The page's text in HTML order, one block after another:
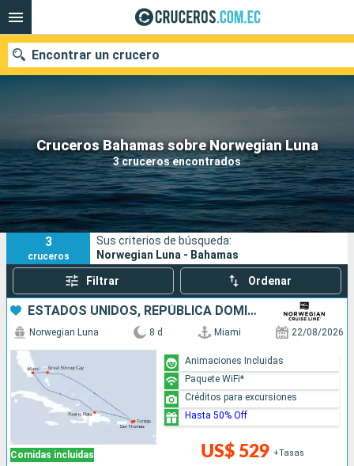
Cruceros Bahamas sobre Norwegian Luna
3 cruceros encontrados
Encontrar un crucero
Nuestros destinos
Fecha de salida
Puertos Compañías
Buscar
3
cruceros
Sus criterios de búsqueda:
Norwegian Luna - Bahamas
Filtrar Ordenar
ESTADOS UNIDOS, REPÚBLICA DOMINICANA, BAHAMAS
Comidas incluidas
Norwegian Luna 8 d Miami 22/08/2026
US$ 529 +Tasas
Animaciones Incluidas
Paquete WiFi*
Créditos para excursiones
Hasta 50% Off